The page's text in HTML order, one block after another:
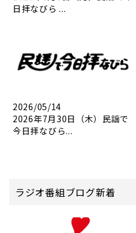
日拝なびら ...
2026/05/14
2026年7月30日（木）民謡で
今日拝なびら...
ラジオ番組ブログ新着